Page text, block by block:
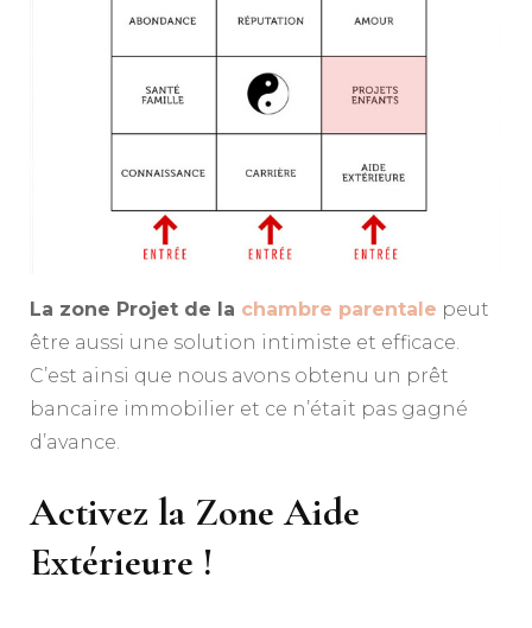
La zone Projet de la chambre parentale peut
être aussi une solution intimiste et efficace.
C’est ainsi que nous avons obtenu un prêt
bancaire immobilier et ce n’était pas gagné
d’avance.
Activez la Zone Aide
Extérieure !